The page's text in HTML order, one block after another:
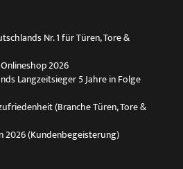
Nr. 1 für Türen, Tore &
2026
Langzeitsieger 5 Jahre in Folge
(Branche Türen, Tore &
2026 (Kundenbegeisterung)